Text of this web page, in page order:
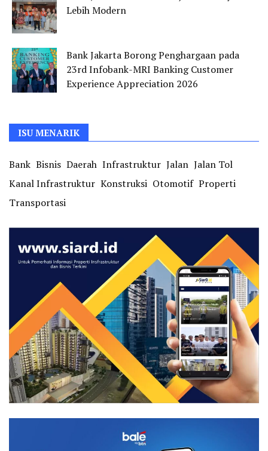
Lebih Modern
Bank Jakarta Borong Penghargaan pada
23rd Infobank-MRI Banking Customer
Experience Appreciation 2026
ISU MENARIK
Bank Bisnis Daerah Infrastruktur Jalan Jalan Tol
Kanal Infrastruktur Konstruksi Otomotif Properti
Transportasi